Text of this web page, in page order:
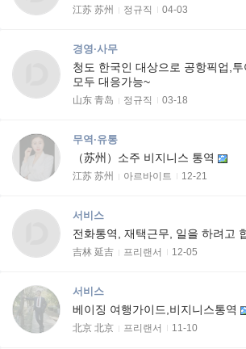
江苏 苏州 정규직 04-03
경영·사무
청도 한국인 대상으로 공항픽업,
모두 대응가능~
山东 青岛 정규직 03-18
무역·유통
（苏州）소주 비지니스 통역
江苏 苏州 아르바이트 12-21
서비스
전화통역, 재택근무, 일을 하려고
吉林 延吉 프리랜서 12-05
서비스
베이징 여행가이드,비지니스통역
北京 北京 프리랜서 11-10